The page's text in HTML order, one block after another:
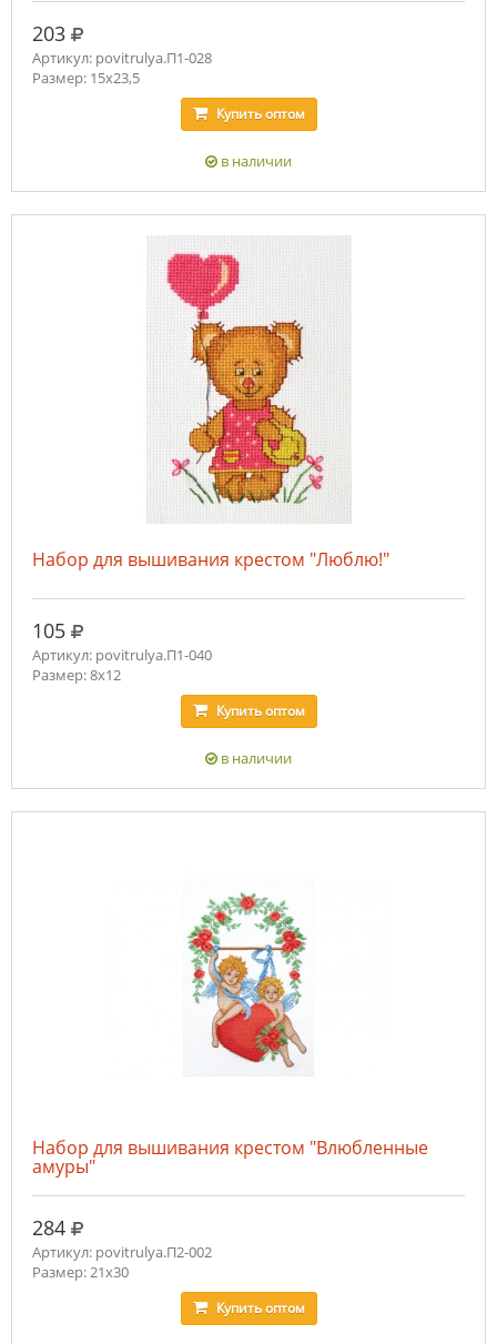
203 руб.
Артикул: povitrulya.П1-028
Размер: 15х23,5
Купитьоптом
в наличии
Набор для вышивания крестом "Люблю!"
105 руб.
Артикул: povitrulya.П1-040
Размер: 8х12
Купитьоптом
в наличии
Набор для вышивания крестом "Влюбленные
амуры"
284 руб.
Артикул: povitrulya.П2-002
Размер: 21х30
Купитьоптом